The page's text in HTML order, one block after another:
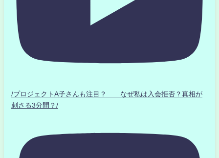
/プロジェクトA子さんも注目？ なぜ私は入会拒否？真相が
刺さる3分間？/